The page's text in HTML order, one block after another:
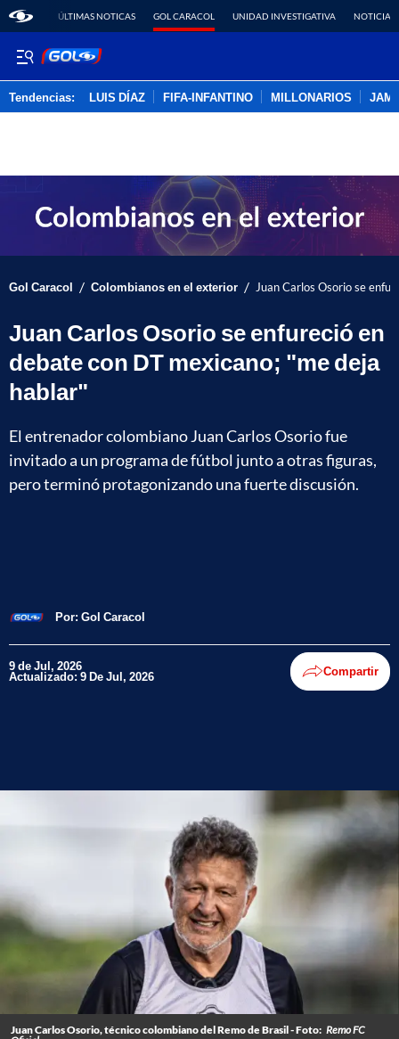
ÚLTIMAS NOTICAS GOL CARACOL UNIDAD INVESTIGATIVA NOTICIAS
Tendencias: LUIS DÍAZ FIFA-INFANTINO MILLONARIOS
Gol Caracol / Colombianos en el exterior / Juan Carlos Osorio se
Juan Carlos Osorio se enfureció en
debate con DT mexicano; "me deja
hablar"
El entrenador colombiano Juan Carlos Osorio fue
invitado a un programa de fútbol junto a otras figuras,
pero terminó protagonizando una fuerte discusión.
Por: Gol Caracol
9 de Jul, 2026
Actualizado: 9 De Jul, 2026 Compartir
Juan Carlos Osorio, técnico colombiano del Remo de Brasil - Foto: Remo FC